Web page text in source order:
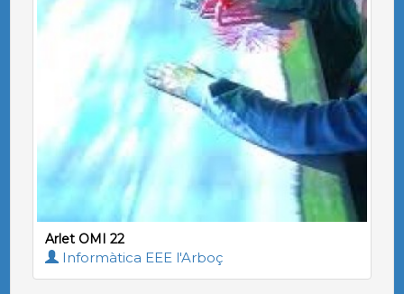
Arlet OMI 22
Informàtica EEE l'Arboç